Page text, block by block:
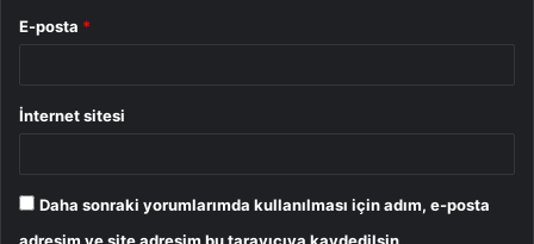
E-posta *
İnternet sitesi
Daha sonraki yorumlarımda kullanılması için adım, e-posta